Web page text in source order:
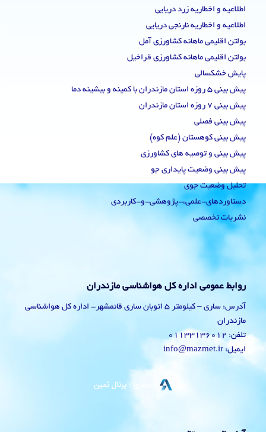
اطلاعیه و اخطاریه زرد دریایی
اطلاعیه و اخطاریه نارنجی دریایی
بولتن اقلیمی ماهانه کشاورزی آمل
بولتن اقلیمی ماهانه کشاورزی قراخیل
پایش خشکسالی
پیش بینی 5 روزه استان مازندران با کمینه و بیشینه دما
پیش بینی 7 روزه استان مازندران
پیش بینی فصلی
پیش بینی کوهستان (علم کوه)
پیش بینی و توصیه های کشاورزی
پیش بینی وضعیت پایداری جو
تحلیل وضعیت جوی
دستاوردهای-علمی،-پژوهشی-و-کاربردی
نشریات تخصصی
روابط عمومی اداره کل هواشناسی مازندران
آدرس: ساری – کیلومتر 5 اتوبان ساری قائمشهر- اداره کل هواشناسی
مازندران
تلفن: 01133136012
ایمیل: info@mazmet.ir